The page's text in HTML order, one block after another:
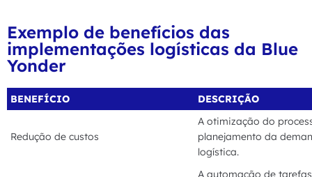
Exemplo de benefícios das
implementações logísticas da Blue
Yonder
BENEFÍCIO DESCRIÇÃO
Redução de custos
A otimização do
planejamento da
logística.
A automação de